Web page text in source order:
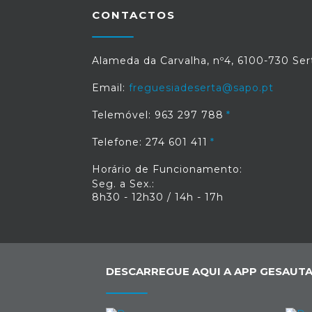
trabalho de louvar.Continuamos atentos
estamos a trabalhar na melhoria
e trabalhar na Sertã.
CONTACTOS
Alameda da Carvalha, nº4, 6100-730
Email: freguesiadeserta@sapo.pt
Telemóvel: 963 297 788
Telefone: 274 601 411
Horário de Funcionamento:
Seg. a Sex.:
8h30 - 12h30 / 14h - 17h
DESCARREGUE AQUI A APP